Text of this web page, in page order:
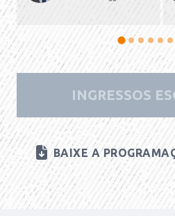
INGRESSOS
BAIXE A